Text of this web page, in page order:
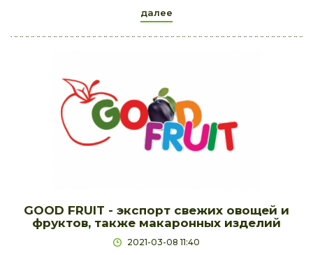
далее
GOOD FRUIT - экспорт свежих овощей и
фруктов, также макаронных изделий
2021-03-08 11:40